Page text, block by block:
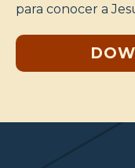
para conocer a